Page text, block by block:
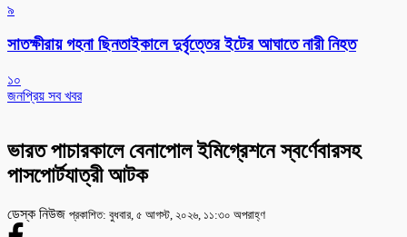
৯
সাতক্ষীরায় গহনা ছিনতাইকালে দুর্বৃত্তের ইটের আঘাতে নারী নিহত
১০
জনপ্রিয় সব খবর
ভারত পাচারকালে বেনাপোল ইমিগ্রেশনে স্বর্ণেবারসহ
পাসপোর্টযাত্রী আটক
ডেস্ক নিউজ প্রকাশিত: বুধবার, ৫ আগস্ট, ২০২৬, ১১:৩০ অপরাহ্ণ